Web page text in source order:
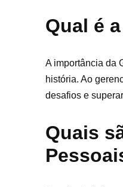
Qual é
A importância da
história. Ao
desafios e
Quais